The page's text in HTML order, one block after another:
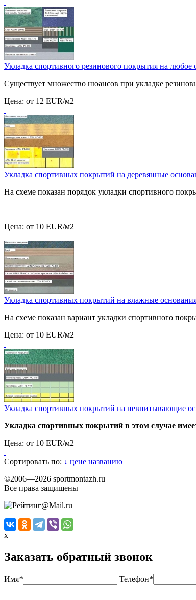
Укладка спортивного резинового покрытия на любое
Существует множество нюансов при укладке
Цена: от 12 EUR/м2
Укладка спортивных покрытий на деревянные
На схеме показан порядок укладки спортивного
Цена: от 10 EUR/м2
Укладка спортивных покрытий на влажные
На схеме показан вариант укладки спортивного
Цена: от 10 EUR/м2
Укладка спортивных покрытий на невпитывающие
Укладка спортивных покрытий в этом случае
Цена: от 10 EUR/м2
Сортировать по: ↓ цене названию
©2006—2026 sportmontazh.ru
Все права защищены
x
Заказать обратный звонок
Имя* Телефон*